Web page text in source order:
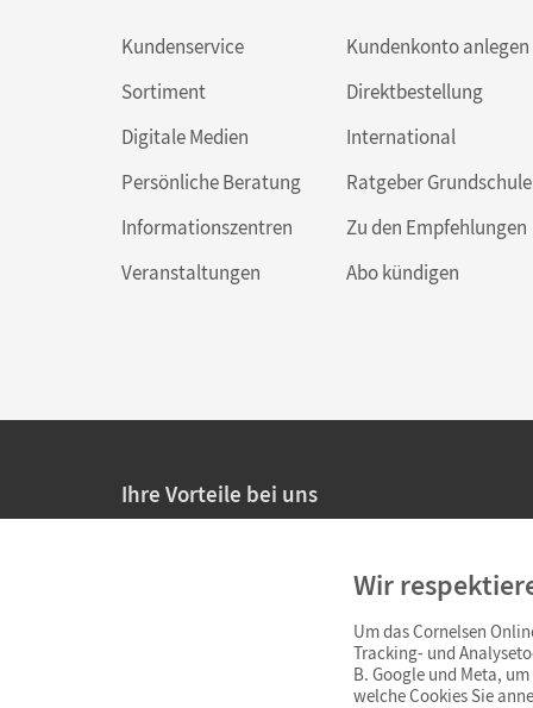
Kundenservice
Sortiment
Digitale Medien
Persönliche Beratung
Informationszentren
Veranstaltungen
Kundenkonto anlegen
Direktbestellung
International
Ratgeber Grundschule
Zu den Empfehlungen
Abo kündigen
Ihre Vorteile bei uns
Persönliche Angebote für Lehrkräfte
Sicheres Einkaufen mit SSL-Verschlüsselung
Widerrufsfristvon 4 Wochen
Wir
Um das Cornelsen
Tracking- und
B. Google und Meta,
welche Cookies Sie